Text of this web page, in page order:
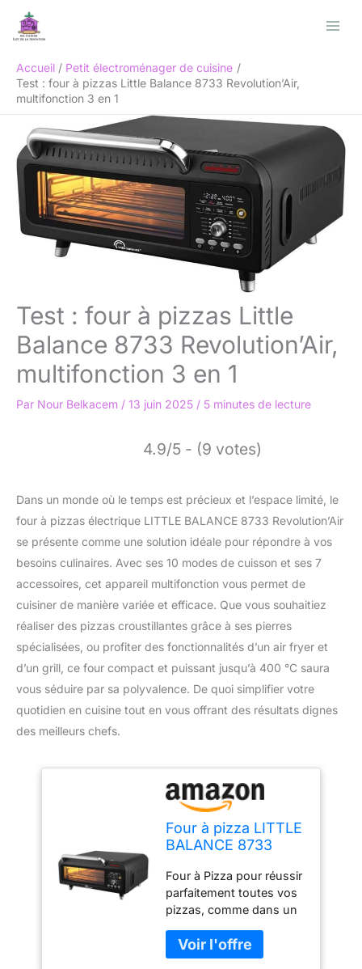
Accueil
Petit électroménager de cuisine
Test : four à pizzas Little Balance 8733 Revolution’Air,
multifonction 3 en 1
Test : four à pizzas Little
Balance 8733 Revolution’Air,
multifonction 3 en 1
Par Nour Belkacem / 13 juin 2025 / 5 minutes de lecture
4.9/5 - (9 votes)
Dans un monde où le temps est précieux et l’espace limité, le
four à pizzas électrique LITTLE BALANCE 8733 Revolution’Air
se présente comme une solution idéale pour répondre à vos
besoins culinaires. Avec ses 10 modes de cuisson et ses 7
accessoires, cet appareil multifonction vous permet de
cuisiner de manière variée et efficace. Que vous souhaitiez
réaliser des pizzas croustillantes grâce à ses pierres
spécialisées, ou profiter des fonctionnalités d’un air fryer et
d’un grill, ce four compact et puissant jusqu’à 400 °C saura
vous séduire par sa polyvalence. De quoi simplifier votre
quotidien en cuisine tout en vous offrant des résultats dignes
des meilleurs chefs.
Four à pizza LITTLE
BALANCE 8733
Four à Pizza pour réussir
parfaitement toutes vos
pizzas, comme dans un
: Pizzas faites maison,
Pans, Surgelées ou
Rechercher